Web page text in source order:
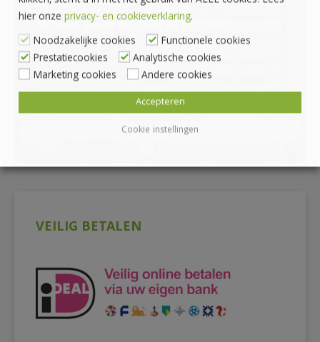
*Afhalen alleen mogelijk na bestellen via onze
webshop
VEILIG BETALEN
hier onze privacy- en cookieverklaring.
Noodzakelijke cookies
Functionele cookies
Prestatiecookies
Analytische cookies
Marketing cookies
Andere cookies
Cookie instellingen
Accepteren